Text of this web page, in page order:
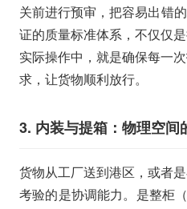
关前进行预审，把容易出错
证的质量标准体系，不仅仅
实际操作中，就是确保每一
求，让货物顺利放行。
3. 内装与提箱：物理空间
货物从工厂送到港区，或者
考验的是协调能力。是整柜